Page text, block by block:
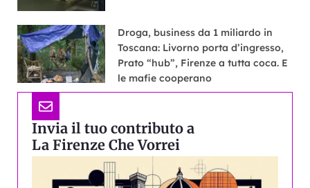
Droga, business da 1 miliardo in
Toscana: Livorno porta d’ingresso,
Prato “hub”, Firenze a tutta coca. E
le mafie cooperano
Invia il tuo contributo a
La Firenze Che Vorrei